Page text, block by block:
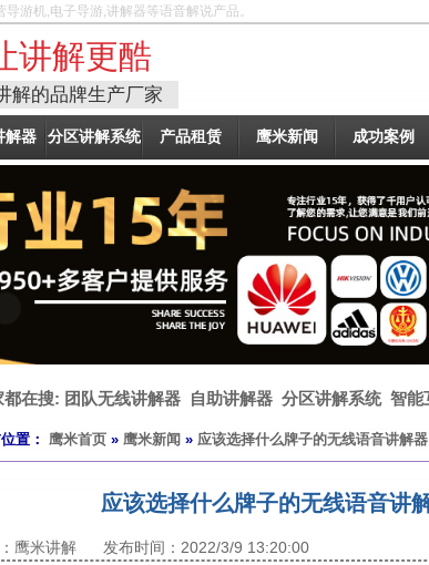
游机,电子导游,讲解器等语音解说产品。
讲解更酷
解的品牌生产厂家
解器 分区讲解系统 产品租赁 鹰米新闻 成功案例
都在搜: 团队无线讲解器 自助讲解器 分区讲解系统 智能
置： 鹰米首页 » 鹰米新闻 » 应该选择什么牌子的无线语音讲解器
应该选择什么牌子的无线语音讲
鹰米讲解 发布时间：2022/3/9 13:20:00